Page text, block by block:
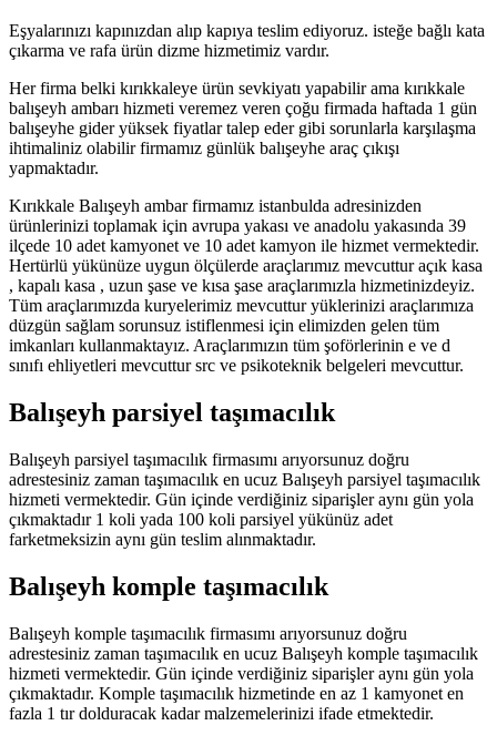
Eşyalarınızı kapınızdan alıp kapıya teslim ediyoruz. isteğe bağlı kata
çıkarma ve rafa ürün dizme hizmetimiz vardır.
Her firma belki kırıkkaleye ürün sevkiyatı yapabilir ama kırıkkale
balışeyh ambarı hizmeti veremez veren çoğu firmada haftada 1 gün
balışeyhe gider yüksek fiyatlar talep eder gibi sorunlarla karşılaşma
ihtimaliniz olabilir firmamız günlük balışeyhe araç çıkışı
yapmaktadır.
Kırıkkale Balışeyh ambar firmamız istanbulda adresinizden
ürünlerinizi toplamak için avrupa yakası ve anadolu yakasında 39
ilçede 10 adet kamyonet ve 10 adet kamyon ile hizmet vermektedir.
Hertürlü yükünüze uygun ölçülerde araçlarımız mevcuttur açık kasa
, kapalı kasa , uzun şase ve kısa şase araçlarımızla hizmetinizdeyiz.
Tüm araçlarımızda kuryelerimiz mevcuttur yüklerinizi araçlarımıza
düzgün sağlam sorunsuz istiflenmesi için elimizden gelen tüm
imkanları kullanmaktayız. Araçlarımızın tüm şoförlerinin e ve d
sınıfı ehliyetleri mevcuttur src ve psikoteknik belgeleri mevcuttur.
Balışeyh parsiyel taşımacılık
Balışeyh parsiyel taşımacılık firmasımı arıyorsunuz doğru
adrestesiniz zaman taşımacılık en ucuz Balışeyh parsiyel taşımacılık
hizmeti vermektedir. Gün içinde verdiğiniz siparişler aynı gün yola
çıkmaktadır 1 koli yada 100 koli parsiyel yükünüz adet
farketmeksizin aynı gün teslim alınmaktadır.
Balışeyh komple taşımacılık
Balışeyh komple taşımacılık firmasımı arıyorsunuz doğru
adrestesiniz zaman taşımacılık en ucuz Balışeyh komple taşımacılık
hizmeti vermektedir. Gün içinde verdiğiniz siparişler aynı gün yola
çıkmaktadır. Komple taşımacılık hizmetinde en az 1 kamyonet en
fazla 1 tır dolduracak kadar malzemelerinizi ifade etmektedir.